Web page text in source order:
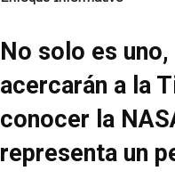
No solo es
acercarán a la
conocer la
representa un